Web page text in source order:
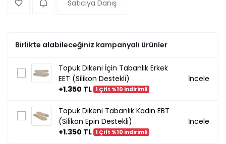
Satıcıya Danış
Birlikte alabileceğiniz kampanyalı ürünler
Topuk Dikeni İçin Tabanlık Erkek
EET (Silikon Destekli)
+1.350 TL 1 Çift %10 indirimli
İncele
Topuk Dikeni Tabanlık Kadın EBT
(Silikon Epin Destekli)
+1.350 TL 1 Çift %10 indirimli
İncele